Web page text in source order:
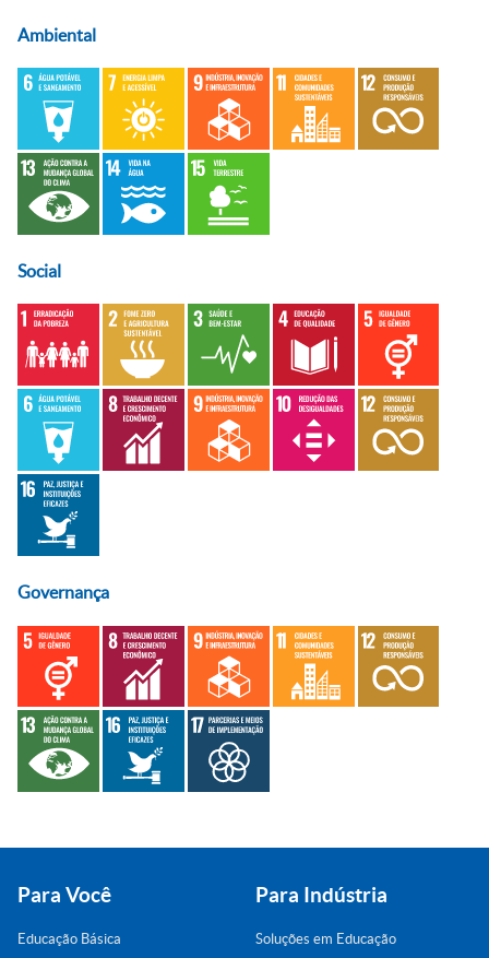
Ambiental
Social
Governança
Para Você
Educação Básica
Para Indústria
Soluções em Educação